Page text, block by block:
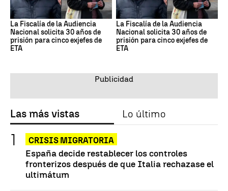
La Fiscalía de la Audiencia
Nacional solicita 30 años de
prisión para cinco exjefes de
ETA
La Fiscalía de la Audiencia
Nacional solicita 30 años de
prisión para cinco exjefes de
ETA
Las más vistas Lo último
CRISIS MIGRATORIA
España decide restablecer los controles
fronterizos después de que Italia rechazase el
ultimátum